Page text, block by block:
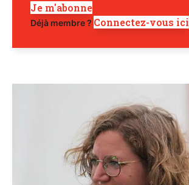
Je m'abonne
Déjà membre ? Connectez-vous ici